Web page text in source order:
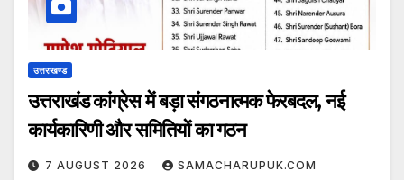
उत्तराखण्ड
उत्तराखंड कांग्रेस में बड़ा संगठनात्मक फेरबदल, नई
कार्यकारिणी और समितियों का गठन
7 AUGUST 2026 SAMACHARUPUK.COM